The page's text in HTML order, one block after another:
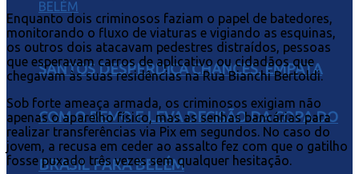
SANTOS DESPERDIÇA CHANCES, EMPATA
COM O REMO E LEVA DECISÃO DA COPA DO
BRASIL PARA BELÉM
Enquanto dois criminosos faziam o papel de batedores,
monitorando o fluxo de viaturas e vigiando as esquinas,
os outros dois atacavam pedestres distraídos, pessoas
que esperavam carros de aplicativo ou cidadãos que
chegavam às suas residências na Rua Bianchi Bertoldi.
Sob forte ameaça armada, os criminosos exigiam não
apenas o aparelho físico, mas as senhas bancárias para
realizar transferências via Pix em segundos. No caso do
jovem, a recusa em ceder ao assalto fez com que o gatilho
fosse puxado três vezes sem qualquer hesitação.